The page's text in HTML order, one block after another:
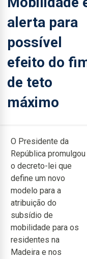
alerta para
possível
efeito do
de teto
máximo
O Presidente da
República promulgou
o decreto-lei que
define um novo
modelo para a
atribuição do
subsídio de
mobilidade para os
residentes na
Madeira e nos